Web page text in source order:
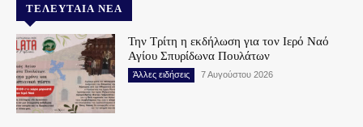
ΤΕΛΕΥΤΑΊΑ ΝΈΑ
Την Τρίτη η εκδήλωση για τον Ιερό Ναό
Αγίου Σπυρίδωνα Πουλάτων
Άλλες ειδήσεις 7 Αυγούστου 2026